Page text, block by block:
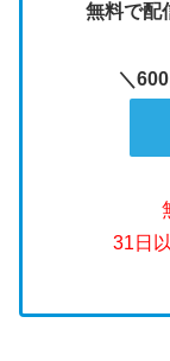
無料で配
＼
31日